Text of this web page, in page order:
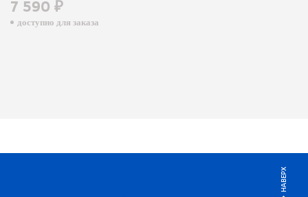
7 590 ₽
доступно для заказа
НАВЕРХ